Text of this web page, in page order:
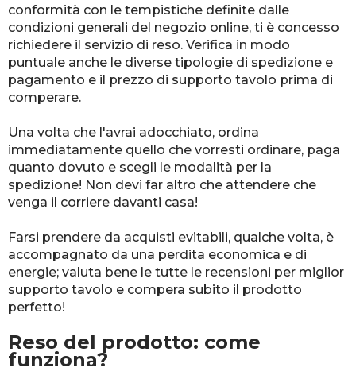
conformità con le tempistiche definite dalle
condizioni generali del negozio online, ti è concesso
richiedere il servizio di reso. Verifica in modo
puntuale anche le diverse tipologie di spedizione e
pagamento e il prezzo di supporto tavolo prima di
comperare.
Una volta che l'avrai adocchiato, ordina
immediatamente quello che vorresti ordinare, paga
quanto dovuto e scegli le modalità per la
spedizione! Non devi far altro che attendere che
venga il corriere davanti casa!
Farsi prendere da acquisti evitabili, qualche volta, è
accompagnato da una perdita economica e di
energie; valuta bene le tutte le recensioni per miglior
supporto tavolo e compera subito il prodotto
perfetto!
Reso del prodotto: come
funziona?